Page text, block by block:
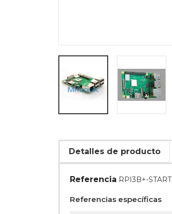
Detalles de producto
Referencia RPI3B+-START
Referencias específicas